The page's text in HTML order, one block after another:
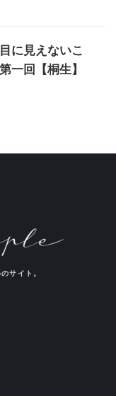
に見えないこ
一回【桐生】
サイト。